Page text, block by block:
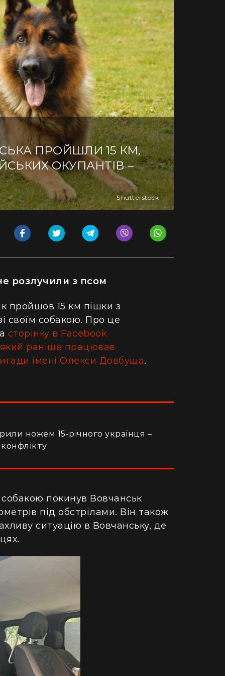
ПРОЙШЛИ 15 КМ,
ОКУПАНТІВ –
Shutterstock
розлучили з псом
пройшов 15 км пішки з
своїм собакою. Про це
сторінку в Facebook
раніше працював
імені Олекси Довбуша.
ножем 15-річного українця –
собакою покинув Вовчанськ
під обстрілами. Він також
ситуацію в Вовчанську, де